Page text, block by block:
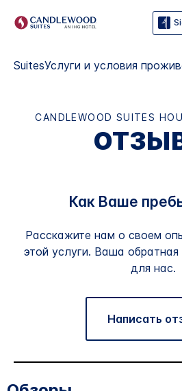
SuitesУслуги и условия
CANDLEWOOD SUITES
Как Ваше
Расскажите нам о своем
этой услуги. Ваша обратная
для нас.
Написать